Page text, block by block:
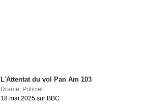
L'Attentat du vol Pan Am 103
Drame Policier
18 mai 2025 sur BBC